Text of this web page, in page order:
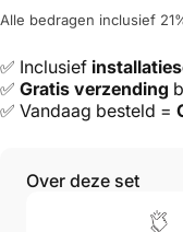
Alle bedragen inclusief
✅ Inclusief
✅ Gratis verzending
✅ Vandaag besteld =
Over deze set